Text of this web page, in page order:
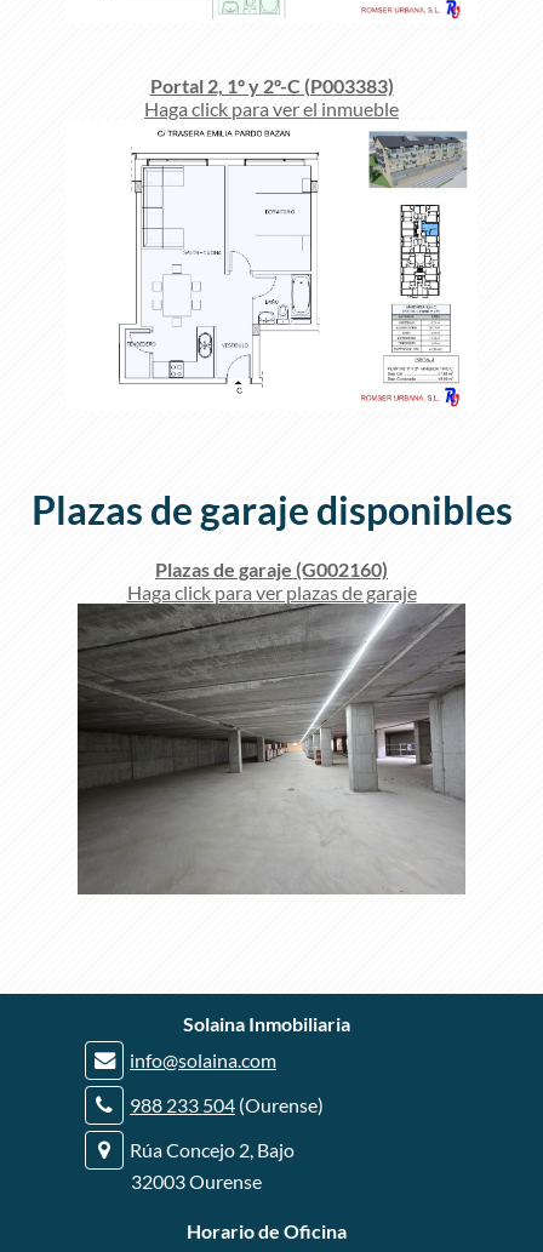
Portal 2, 1º y 2º-C (P003383)
Haga click para ver el inmueble
Plazas de garaje disponibles
Plazas de garaje (G002160)
Haga click para ver plazas de garaje
Solaina Inmobiliaria
info@solaina.com
988 233 504 (Ourense)
Rúa Concejo 2, Bajo
32003 Ourense
Horario de Oficina